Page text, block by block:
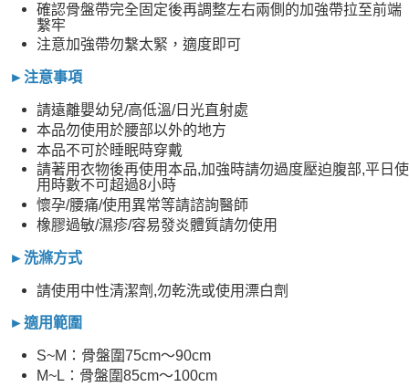
確認骨盤帶完全固定後再調整左右兩側的加強帶拉至前端
繫牢
注意加強帶勿繫太緊，適度即可
►注意事項
請遠離嬰幼兒/高低溫/日光直射處
本品勿使用於腰部以外的地方
本品不可於睡眠時穿戴
請著用衣物後再使用本品,加強時請勿過度壓迫腹部,平日使
用時數不可超過8小時
懷孕/腰痛/使用異常等請諮詢醫師
橡膠過敏/濕疹/容易發炎體質請勿使用
►洗滌方式
請使用中性清潔劑,勿乾洗或使用漂白劑
►適用範圍
S~M：骨盤圍75cm～90cm
M~L：骨盤圍85cm～100cm